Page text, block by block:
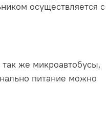
осуществляется с
же микроавтобусы,
питание можно